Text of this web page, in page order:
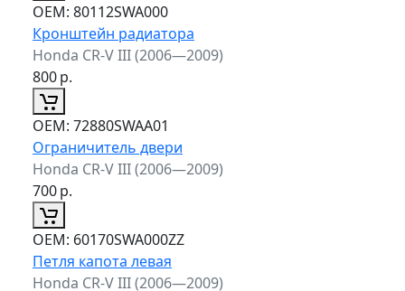
ОЕМ: 80112SWA000
Кронштейн радиатора
Honda CR-V III (2006—2009)
800р.
ОЕМ: 72880SWAA01
Ограничитель двери
Honda CR-V III (2006—2009)
700р.
ОЕМ: 60170SWA000ZZ
Петля капота левая
Honda CR-V III (2006—2009)